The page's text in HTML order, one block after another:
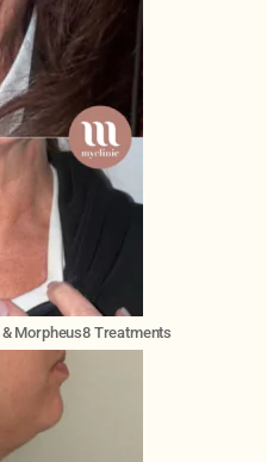
Morpheus8 Treatments